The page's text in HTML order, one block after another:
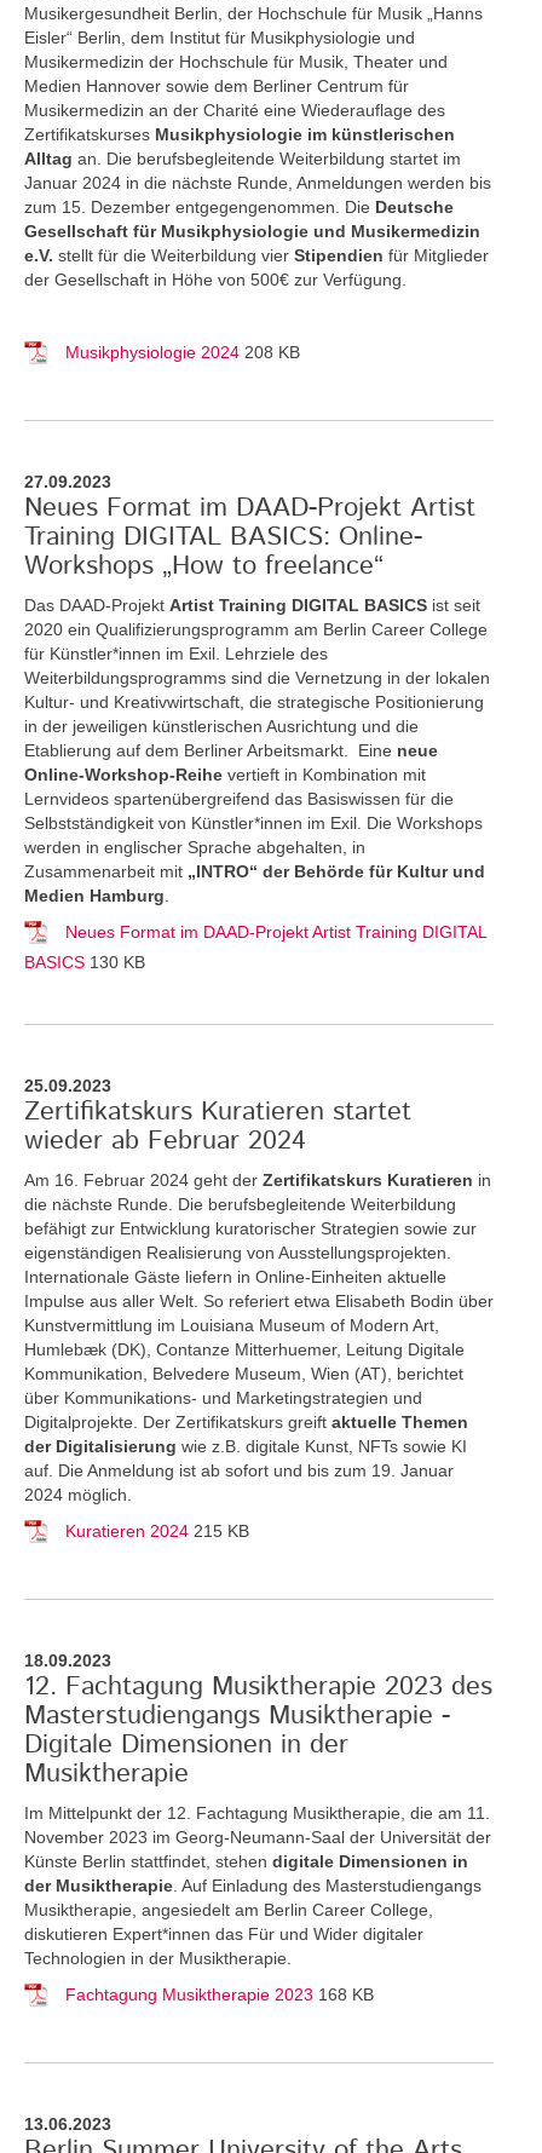
Musikergesundheit Berlin, der Hochschule für Musik „Hanns
Eisler“ Berlin, dem Institut für Musikphysiologie und
Musikermedizin der Hochschule für Musik, Theater und
Medien Hannover sowie dem Berliner Centrum für
Musikermedizin an der Charité eine Wiederauflage des
Zertifikatskurses Musikphysiologie im künstlerischen
Alltag an.
Die berufsbegleitende Weiterbildung startet im
Januar 2024 in die nächste Runde, Anmeldungen werden bis
zum 15. Dezember entgegengenommen. Die Deutsche
Gesellschaft für Musikphysiologie und Musikermedizin
e.V. stellt für die Weiterbildung vier Stipendien für Mitglieder
der Gesellschaft in Höhe von 500€ zur Verfügung.
Musikphysiologie 2024 208 KB
27.09.2023
Neues Format im DAAD-Projekt Artist
Training DIGITAL BASICS: Online-
Workshops „How to freelance“
Das DAAD-Projekt Artist Training DIGITAL BASICS ist seit
2020 ein Qualifizierungsprogramm am Berlin Career College
für Künstler*innen im Exil. Lehrziele des
Weiterbildungsprogramms sind die Vernetzung in der lokalen
Kultur- und Kreativwirtschaft, die strategische Positionierung
in der jeweiligen künstlerischen Ausrichtung und die
Etablierung auf dem Berliner Arbeitsmarkt. Eine neue
Online-Workshop-Reihe vertieft in Kombination mit
Lernvideos spartenübergreifend das Basiswissen für die
Selbstständigkeit von Künstler*innen im Exil. Die Workshops
werden in englischer Sprache abgehalten, in
Zusammenarbeit mit „INTRO“ der Behörde für Kultur und
Medien Hamburg
Neues Format im DAAD-Projekt Artist Training DIGITAL
BASICS 130 KB
25.09.2023
Zertifikatskurs Kuratieren startet
wieder ab Februar 2024
Am 16. Februar 2024 geht der Zertifikatskurs Kuratieren in
die nächste Runde. Die berufsbegleitende Weiterbildung
befähigt zur Entwicklung kuratorischer Strategien sowie zur
eigenständigen Realisierung von Ausstellungsprojekten.
Internationale Gäste liefern in Online-Einheiten aktuelle
Impulse aus aller Welt. So referiert etwa Elisabeth Bodin über
Kunstvermittlung im Louisiana Museum of Modern Art,
Humlebæk (DK), Contanze Mitterhuemer, Leitung Digitale
Kommunikation, Belvedere Museum, Wien (AT), berichtet
über Kommunikations- und Marketingstrategien und
Digitalprojekte. Der Zertifikatskurs greift aktuelle Themen
der Digitalisierung wie z.B. digitale Kunst, NFTs sowie KI
auf. Die Anmeldung ist ab sofort und bis zum 19. Januar
2024 möglich.
Kuratieren 2024 215 KB
18.09.2023
12. Fachtagung Musiktherapie 2023 des
Masterstudiengangs Musiktherapie -
Digitale Dimensionen in der
Musiktherapie
Im Mittelpunkt der 12. Fachtagung Musiktherapie, die am 11.
November 2023 im Georg-Neumann-Saal der Universität der
Künste Berlin stattfindet, stehen digitale Dimensionen in
der Musiktherapie . Auf Einladung des Masterstudiengangs
Musiktherapie, angesiedelt am Berlin Career College,
diskutieren Expert*innen das Für und Wider digitaler
Technologien in der Musiktherapie.
Fachtagung Musiktherapie 2023 168 KB
13.06.2023